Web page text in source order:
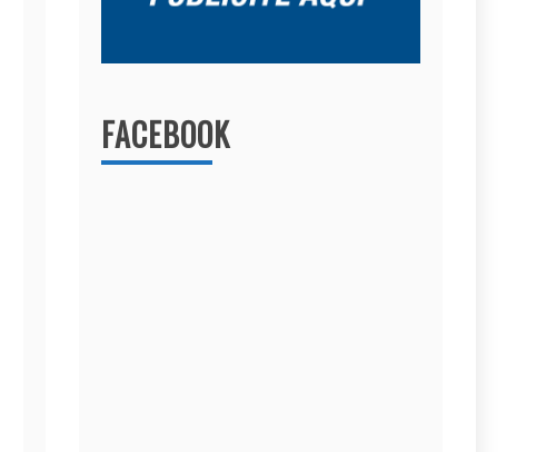
FACEBOOK